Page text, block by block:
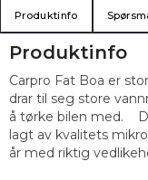
Produktinfo
Produktinfo
Carpro Fat Boa er
drar til seg store
å tørke bilen med.
lagt av kvalitets
år med riktig